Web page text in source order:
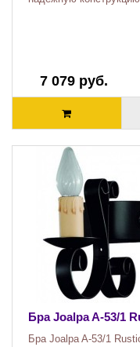
7 079 руб.
Бра Joalpa A-53/1
Бра Joalpa A-53/1